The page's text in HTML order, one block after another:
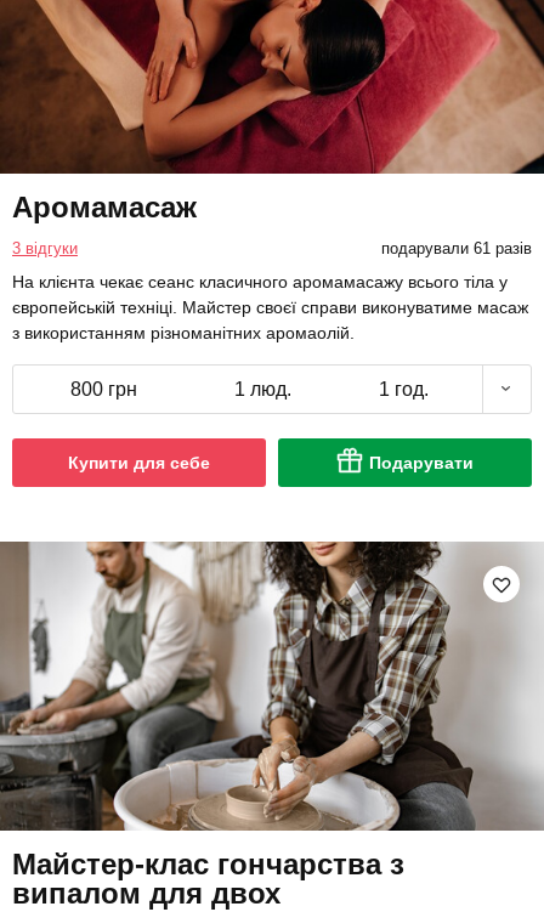
Аромамасаж
3 відгуки подарували 61 разів
На клієнта чекає сеанс класичного аромамасажу всього тіла у
європейській техніці. Майстер своєї справи виконуватиме масаж
з використанням різноманітних аромаолій.
800 грн 1 люд. 1 год.
Купити для себе Подарувати
Майстер-клас гончарства з
випалом для двох